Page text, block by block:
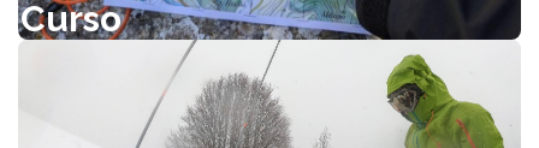
Curso
Orientación